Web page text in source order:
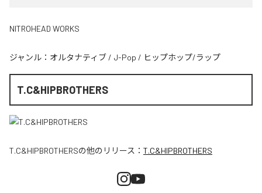
NITROHEAD WORKS
ジャンル： オルタナティブ / J-Pop / ヒップホップ/ラップ
T.C&HIPBROTHERS
T.C&HIPBROTHERSの他のリリース： T.C&HIPBROTHERS